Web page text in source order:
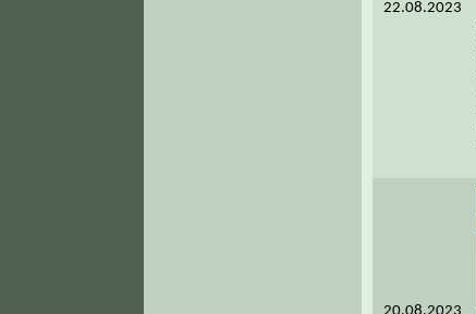
22.08.2023
20.08.2023